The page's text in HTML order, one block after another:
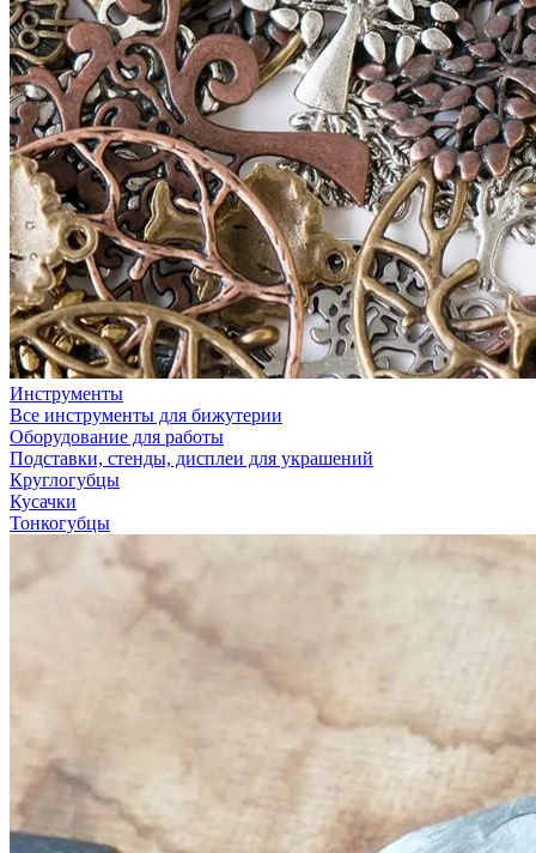
Инструменты
Все инструменты для бижутерии
Оборудование для работы
Подставки, стенды, дисплеи для украшений
Круглогубцы
Кусачки
Тонкогубцы